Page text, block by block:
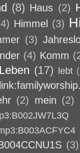
(8) Haus (2)
Himmel (3)
(3)
(4) Komm
Leben (17) lebt
(2) mein (2)
(3)